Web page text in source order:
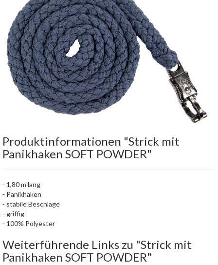
Produktinformationen "Strick mit
Panikhaken SOFT POWDER"
- 1,80 m lang
- Panikhaken
- stabile Beschläge
- griffig
- 100% Polyester
Weiterführende Links zu "Strick mit
Panikhaken SOFT POWDER"